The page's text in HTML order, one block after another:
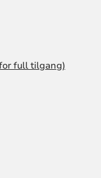
full tilgang)